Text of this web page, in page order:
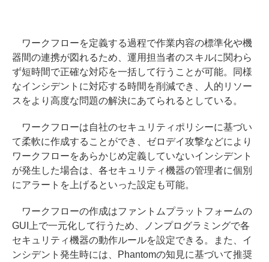
ワークフローを定義する過程で作業内容の標準化や機
器間の連携が図れるため、運用担当者のスキルに関わら
ず短時間で正確な対応を一括して行うことが可能。同様
なインシデントに対応する時間を削減でき、人的リソー
スをより高度な問題の解決にあてられるとしている。
ワークフローは自社のセキュリティポリシーに基づい
て柔軟に作成することができ、ゼロデイ攻撃などにより
ワークフローをあらかじめ定義していないインシデント
が発生した場合は、各セキュリティ機器の管理者に個別
にアラートを上げるといった設定も可能。
ワークフローの作成はファントムプラットフォームの
GUI上で一元化して行うため、ノンプログラミングで各
セキュリティ機器の動作ルールを設定できる。また、イ
ンシデント発生時には、Phantomの知見に基づいて推奨